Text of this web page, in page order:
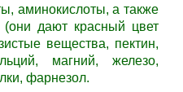
аминокислоты, а также
дают красный цвет
вещества, пектин,
магний, железо,
фарнезол.